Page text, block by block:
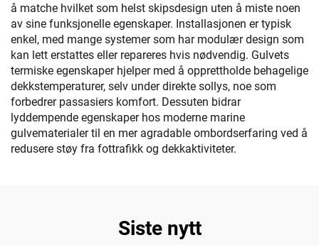
å matche hvilket som helst skipsdesign uten å miste noen
av sine funksjonelle egenskaper. Installasjonen er typisk
enkel, med mange systemer som har modulær design som
kan lett erstattes eller repareres hvis nødvendig. Gulvets
termiske egenskaper hjelper med å opprettholde behagelige
dekkstemperaturer, selv under direkte sollys, noe som
forbedrer passasiers komfort. Dessuten bidrar
lyddempende egenskaper hos moderne marine
gulvematerialer til en mer agradable ombordserfaring ved å
redusere støy fra fottrafikk og dekkaktiviteter.
Siste nytt